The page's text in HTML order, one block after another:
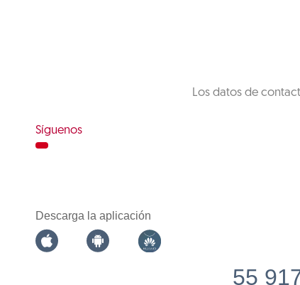
Los datos de
Síguenos
Descarga la aplicación
55